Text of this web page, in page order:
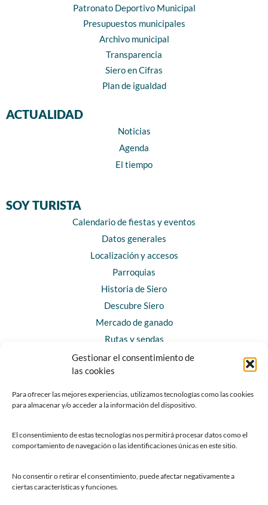
Gestionar el consentimiento de
las cookies
Para ofrecer las mejores experiencias, utilizamos tecnologías como las cookies
para almacenar y/o acceder a la información del dispositivo.
El consentimiento de estas tecnologías nos permitirá procesar datos como el
comportamiento de navegación o las identificaciones únicas en este sitio.
No consentir o retirar el consentimiento, puede afectar negativamente a
ciertas características y funciones.
Patronato Deportivo Municipal
Presupuestos municipales
Archivo municipal
Transparencia
Siero en Cifras
Plan de igualdad
ACTUALIDAD
Noticias
Agenda
El tiempo
SOY TURISTA
Calendario de fiestas y eventos
Datos generales
Localización y accesos
Parroquias
Historia de Siero
Descubre Siero
Mercado de ganado
Rutas y sendas
Horarios y contacto
Teléfonos de interés
Chatbot Siero
SEDES ELECTRÓNICAS
Sede del Ayuntamiento de Siero